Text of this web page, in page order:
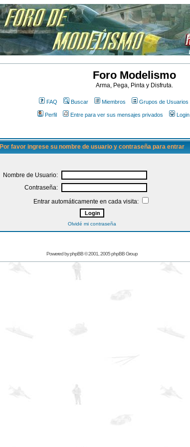
Foro Modelismo
Arma, Pega, Pinta y Disfruta.
FAQ Buscar Miembros Grupos de Usuarios
Perfil Entre para ver sus mensajes privados Login
Por favor ingrese su nombre de usuario y contraseña para entrar
Nombre de Usuario:
Contraseña:
Entrar automáticamente en cada visita:
Olvidé mi contraseña
Powered byphpBB© 2001, 2005 phpBB Group